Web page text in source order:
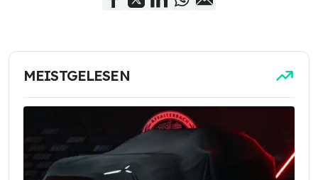
MEISTGELESEN